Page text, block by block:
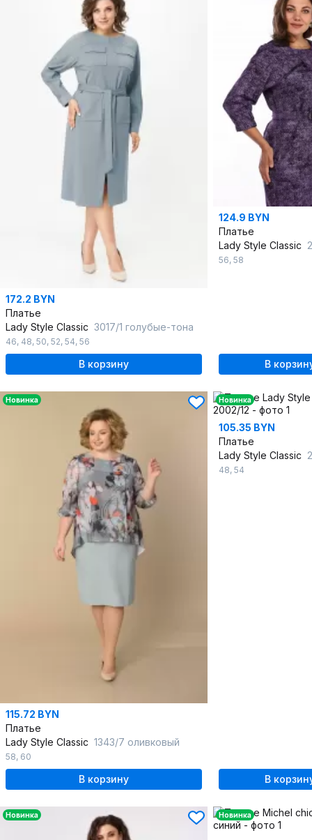
172.2 BYN
Платье
Lady Style Classic 3017/1 голубые-тона
46, 48, 50, 52, 54, 56
В корзину
124.9 BYN
Платье
Lady Style Classic
56, 58
В
Новинка
115.72 BYN
Платье
Lady Style Classic 1343/7 оливковый
58, 60
В корзину
Новинка
105.35 BYN
Платье
Lady Style Classic
48, 54
В
Новинка Новинка